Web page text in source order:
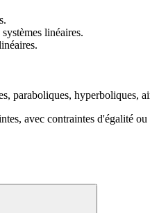
linéaires.
paraboliques, hyperboliques,
avec contraintes d'égalité